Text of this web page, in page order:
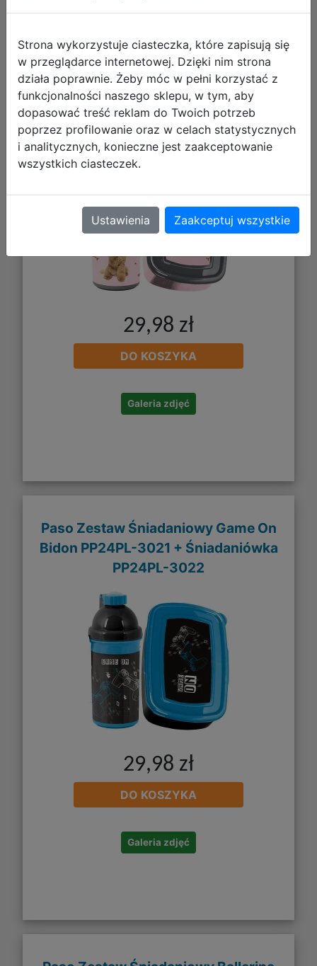
Paso Zestaw Śniadaniowy Piesek
Bidon PP24PU-3021 + Śniadaniówka
PP24PU-3022
29,98 zł
DO KOSZYKA
Galeria zdjęć
Paso Zestaw Śniadaniowy Game On
Bidon PP24PL-3021 + Śniadaniówka
PP24PL-3022
29,98 zł
DO KOSZYKA
Galeria zdjęć
Strona wykorzystuje ciasteczka, które zapisują się
w przeglądarce internetowej. Dzięki nim strona
działa poprawnie. Żeby móc w pełni korzystać z
funkcjonalności naszego sklepu, w tym, aby
dopasować treść reklam do Twoich potrzeb
poprzez profilowanie oraz w celach statystycznych
i analitycznych, konieczne jest zaakceptowanie
wszystkich ciasteczek.
Ustawienia Zaakceptuj wszystkie